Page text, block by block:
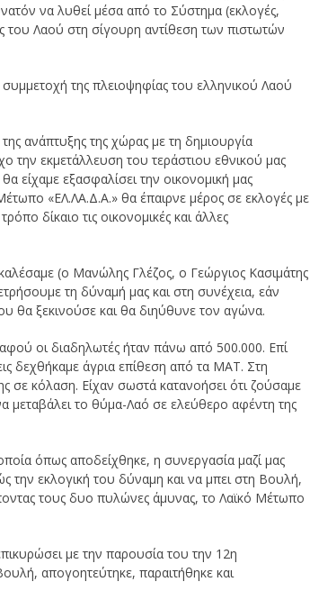
να λυθεί μέσα από το Σύστημα (εκλογές,
Λαού στη σίγουρη αντίθεση των πιστωτών
της πλειοψηφίας του ελληνικού Λαού
ανάπτυξης της χώρας με τη δημιουργία
την εκμετάλλευση του τεράστιου εθνικού μας
εξασφαλίσει την οικονομική μας
«ΕΛ.ΛΑ.Δ.Α.» θα έπαιρνε μέρος σε εκλογές με
δίκαιο τις οικονομικές και άλλες
(ο Μανώλης Γλέζος, ο Γεώργιος Κασιμάτης
τη δύναμή μας και στη συνέχεια, εάν
θα ξεκινούσε και θα διηύθυνε τον αγώνα.
οι διαδηλωτές ήταν πάνω από 500.000. Επί
δεχθήκαμε άγρια επίθεση από τα ΜΑΤ. Στη
σε κόλαση. Είχαν σωστά κατανοήσει ότι ζούσαμε
μεταβάλει το θύμα-Λαό σε ελεύθερο αφέντη της
όπως αποδείχθηκε, η συνεργασία μαζί μας
την εκλογική του δύναμη και να μπει στη Βουλή,
τους δυο πυλώνες άμυνας, το Λαϊκό Μέτωπο
με την παρουσία του την 12η
απογοητεύτηκε, παραιτήθηκε και